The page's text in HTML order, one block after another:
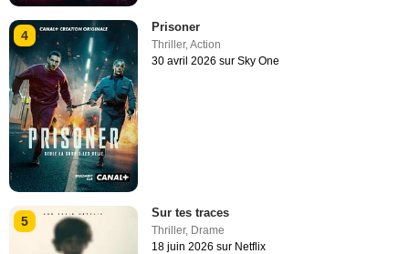
4
Prisoner
Thriller,Action
30 avril 2026 sur Sky One
5
Sur tes traces
Thriller, Drame
18 juin 2026 sur Netflix